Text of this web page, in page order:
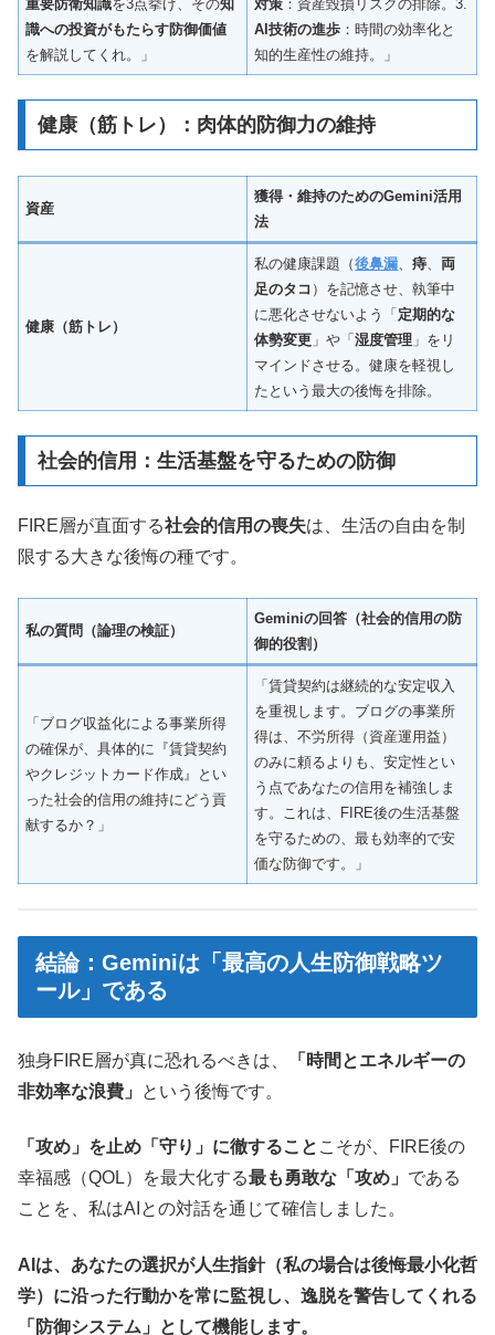
重要防衛知識を3点挙げ、その知
識への投資がもたらす防御価値
を解説してくれ。」
対策 ：資産毀損リスクの排除。3.
AI技術の進歩 ：時間の効率化と
知的生産性の維持。」
健康（筋トレ）：肉体的防御力の維持
資産
獲得・維持のためのGemini活用
法
健康（筋トレ）
私の健康課題（後鼻漏 、痔 、両
足のタコ ）を記憶させ、執筆中
に悪化させないよう「定期的な
体勢変更 」や「湿度管理 」をリ
マインドさせる。健康を軽視し
たという最大の後悔を排除。
社会的信用：生活基盤を守るための防御
FIRE層が直面する社会的信用の喪失は、生活の自由を制
限する大きな後悔の種です。
私の質問（論理の検証）
Geminiの回答（社会的信用の防
御的役割）
「ブログ収益化による事業所得
の確保が、具体的に『賃貸契約
やクレジットカード作成』とい
った社会的信用の維持にどう貢
献するか？」
「賃貸契約は継続的な安定収入
を重視します。ブログの事業所
得は、不労所得（資産運用益）
のみに頼るよりも、安定性とい
う点であなたの信用を補強しま
す。これは、FIRE後の生活基盤
を守るための、最も効率的で安
価な防御です。」
結論：Geminiは「最高の人生防御戦略ツ
ール」である
独身FIRE層が真に恐れるべきは、
「時間とエネルギーの
非効率な浪費」
という後悔です。
「攻め」を止め「守り」に徹すること こそが、FIRE後の
幸福感（QOL）を最大化する最も勇敢な「攻め」 である
ことを、私はAIとの対話を通じて確信しました。
AIは、あなたの選択が人生指針（私の場合は後悔最小化哲
学） に沿った行動かを常に監視し、逸脱を警告してくれる
「防御システム」として機能します。